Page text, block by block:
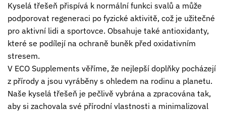
Kyselá třešeň přispívá k normální funkci svalů a může
podporovat regeneraci po fyzické aktivitě, což je užitečné
pro aktivní lidi a sportovce. Obsahuje také antioxidanty,
které se podílejí na ochraně buněk před oxidativním
stresem.
V ECO Supplements věříme, že nejlepší doplňky pocházejí
z přírody a jsou vyráběny s ohledem na rodinu a planetu.
Naše kyselá třešeň je pečlivě vybrána a zpracována tak,
aby si zachovala své přírodní vlastnosti a minimalizoval